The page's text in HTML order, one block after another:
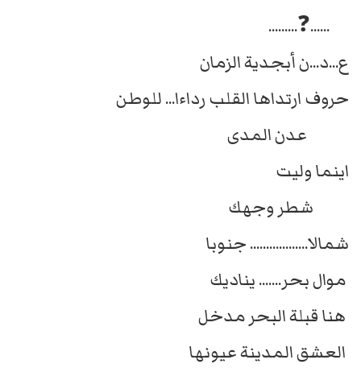
......❓.........
ع...د...ن أبجدية الزمان
حروف ارتداها القلب رداءا... للوطن
عدن المدى
اينما وليت
شطر وجهك
شمالا.................. جنوبا
موال بحر....... يناديك
هنا قبلة البحر مدخل
العشق المدينة عيونها